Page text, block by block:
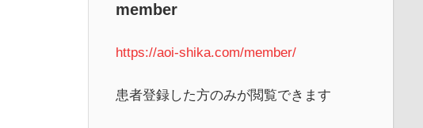
member
https://aoi-shika.com/member/
患者登録した方のみが閲覧できます